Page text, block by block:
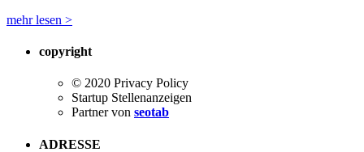
mehr lesen >
copyright
© 2020 Privacy Policy
Startup Stellenanzeigen
Partner von seotab
ADRESSE